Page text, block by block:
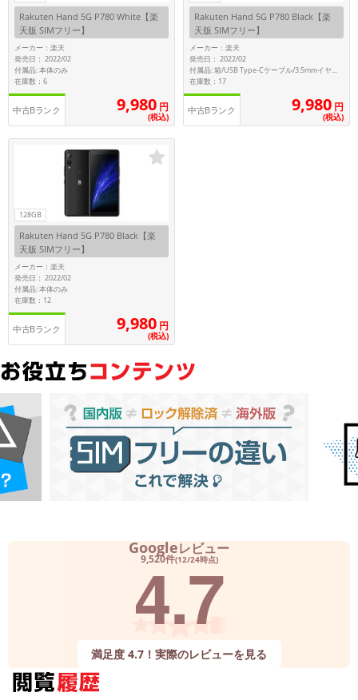
Rakuten Hand 5G P780 White【楽
天版 SIMフリー】
メーカー：楽天
発売日： 2022/02
付属品: 本体のみ
在庫数：6
中古Bランク 9,980 円
(税込)
Rakuten Hand 5G P780 Black【楽
天版 SIMフリー】
メーカー：楽天
発売日： 2022/02
付属品: 箱/USB Type-Cケーブル/3.5mmイヤホン変換アダプター/マニュアル
在庫数：17
中古Bランク 9,980 円
(税込)
128GB
Rakuten Hand 5G P780 Black【楽
天版 SIMフリー】
メーカー：楽天
発売日： 2022/02
付属品: 本体のみ
在庫数：12
中古Bランク 9,980 円
(税込)
Googleレビュー
9,520件(12/24時点)
4.7
満足度 4.7！実際のレビューを見る